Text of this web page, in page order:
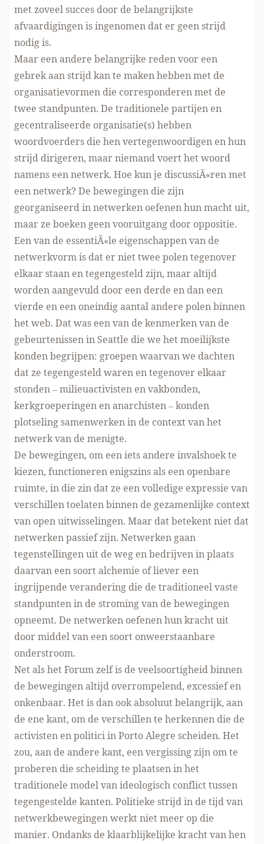
met zoveel succes door de belangrijkste
afvaardigingen is ingenomen dat er geen strijd
nodig is.
Maar een andere belangrijke reden voor een
gebrek aan strijd kan te maken hebben met de
organisatievormen die corresponderen met de
twee standpunten. De traditionele partijen en
gecentraliseerde organisatie(s) hebben
woordvoerders die hen vertegenwoordigen en hun
strijd dirigeren, maar niemand voert het woord
namens een netwerk. Hoe kun je discussiÃ«ren met
een netwerk? De bewegingen die zijn
georganiseerd in netwerken oefenen hun macht uit,
maar ze boeken geen vooruitgang door oppositie.
Een van de essentiÃ«le eigenschappen van de
netwerkvorm is dat er niet twee polen tegenover
elkaar staan en tegengesteld zijn, maar altijd
worden aangevuld door een derde en dan een
vierde en een oneindig aantal andere polen binnen
het web. Dat was een van de kenmerken van de
gebeurtenissen in Seattle die we het moeilijkste
konden begrijpen: groepen waarvan we dachten
dat ze tegengesteld waren en tegenover elkaar
stonden – milieuactivisten en vakbonden,
kerkgroeperingen en anarchisten – konden
plotseling samenwerken in de context van het
netwerk van de menigte.
De bewegingen, om een iets andere invalshoek te
kiezen, functioneren enigszins als een openbare
ruimte, in die zin dat ze een volledige expressie van
verschillen toelaten binnen de gezamenlijke context
van open uitwisselingen. Maar dat betekent niet dat
netwerken passief zijn. Netwerken gaan
tegenstellingen uit de weg en bedrijven in plaats
daarvan een soort alchemie of liever een
ingrijpende verandering die de traditioneel vaste
standpunten in de stroming van de bewegingen
opneemt. De netwerken oefenen hun kracht uit
door middel van een soort onweerstaanbare
onderstroom.
Net als het Forum zelf is de veelsoortigheid binnen
de bewegingen altijd overrompelend, excessief en
onkenbaar. Het is dan ook absoluut belangrijk, aan
de ene kant, om de verschillen te herkennen die de
activisten en politici in Porto Alegre scheiden. Het
zou, aan de andere kant, een vergissing zijn om te
proberen die scheiding te plaatsen in het
traditionele model van ideologisch conflict tussen
tegengestelde kanten. Politieke strijd in de tijd van
netwerkbewegingen werkt niet meer op die
manier. Ondanks de klaarblijkelijke kracht van hen